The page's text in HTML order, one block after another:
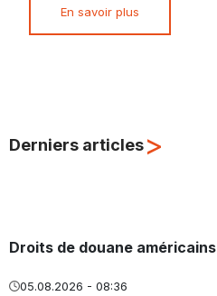
En savoir plus
Derniers articles>
Droits de douane américains
05.08.2026 - 08:36